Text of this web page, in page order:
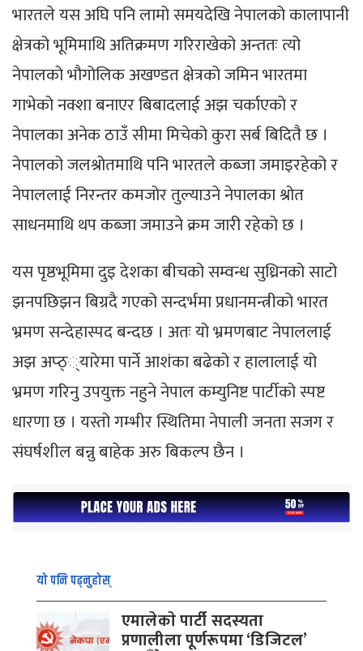
भारतले यस अघि पनि लामो समयदेखि नेपालको कालापानी
क्षेत्रको भूमिमाथि अतिक्रमण गरिराखेको अन्ततः त्यो
नेपालको भौगोलिक अखण्डत क्षेत्रको जमिन भारतमा
गाभेको नक्शा बनाएर बिबादलाई अझ चर्काएको र
नेपालका अनेक ठाउँ सीमा मिचेको कुरा सर्ब बिदितै छ ।
नेपालको जलश्रोतमाथि पनि भारतले कब्जा जमाइरहेको र
नेपाललाई निरन्तर कमजोर तुल्याउने नेपालका श्रोत
साधनमाथि थप कब्जा जमाउने क्रम जारी रहेको छ ।
यस पृष्ठभूमिमा दुइ देशका बीचको सम्वन्ध सुध्रिनको साटो
झनपछिझन बिग्रदै गएको सन्दर्भमा प्रधानमन्त्रीको भारत
भ्रमण सन्देहास्पद बन्दछ । अतः यो भ्रमणबाट नेपाललाई
अझ अप्ठ््यारेमा पार्ने आशंका बढेको र हालालाई यो
भ्रमण गरिनु उपयुक्त नहुने नेपाल कम्युनिष्ट पार्टीको स्पष्ट
धारणा छ । यस्तो गम्भीर स्थितिमा नेपाली जनता सजग र
संघर्षशील बन्नु बाहेक अरु बिकल्प छैन ।
यो पनि पढ्नुहोस्
एमालेकाे पार्टी सदस्यता
प्रणालीला पूर्णरूपमा ‘डिजिटल’